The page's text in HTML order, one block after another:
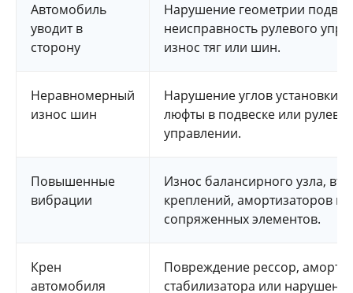
Автомобиль
уводит в
сторону
Нарушение геометрии
неисправность рулевого
износ тяг или шин.
Неравномерный
износ шин
Нарушение углов установки
люфты в подвеске или
управлении.
Повышенные
вибрации
Износ балансирного узла,
креплений, амортизаторов
сопряженных элементов.
Крен
автомобиля
Повреждение рессор,
стабилизатора или